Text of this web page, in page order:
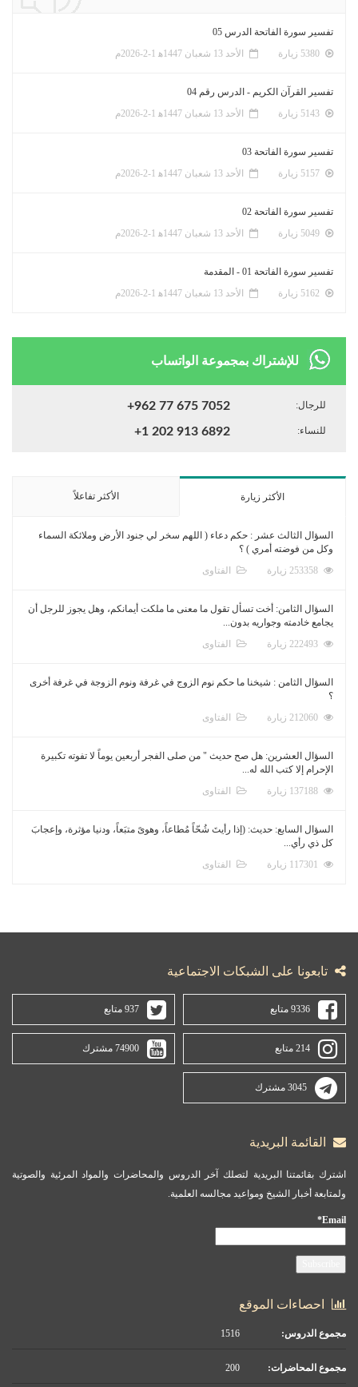
تفسير سورة الفاتحة الدرس 05
الأحد 13 شعبان 1447ﻫ 1-2-2026م
تفسير القرآن الكريم - الدرس رقم 04
الأحد 13 شعبان 1447ﻫ 1-2-2026م
تفسير سورة الفاتحة 03
الأحد 13 شعبان 1447ﻫ 1-2-2026م
تفسير سورة الفاتحة 02
الأحد 13 شعبان 1447ﻫ 1-2-2026م
تفسير سورة الفاتحة 01 - المقدمة
الأحد 13 شعبان 1447ﻫ 1-2-2026م
للإشتراك بمجموعة الواتساب
للرجال: +962 77 675 7052
للنساء: +1 202 913 6892
الأكثر زيارة الأكثر تفاعلاً
السؤال الثالث عشر : حكم دعاء ( اللهم سخر لي جنود الأرض وملائكة السماء
وكل من فوضته أمري ) ؟
الفتاوى
السؤال الثامن: أخت تسأل تقول ما معنى ما ملكت أيمانكم، وهل يجوز للرجل أن
يجامع خادمته وجواريه بدون...
الفتاوى
السؤال الثامن : شيخنا ما حكم نوم الزوج في غرفة ونوم الزوجة في غرفة أخرى
؟
الفتاوى
السؤال العشرين: هل صح حديث " من صلى الفجر أربعين يوماً لا تفوته تكبيرة
الإحرام إلا كتب الله له...
الفتاوى
السؤال السابع: حديث: (إذا رأيتَ شُحّاً مُطاعاً، وهوىً متبَعاً، ودنيا مؤثرة، وإعجابَ
كل ذي رأي...
الفتاوى
تابعونا على الشبكات الاجتماعية
9336 متابع 937 متابع
214 متابع 74900 مشترك
3045 مشترك
القائمة البريدية
اشترك بقائمتنا البريدية لتصلك آخر الدروس والمحاضرات والمواد المرئية والصوتية
ولمتابعة أخبار الشيخ ومواعيد مجالسه العلمية.
Email*
احصاءات الموقع
مجموع الدروس:
مجموع المحاضرات: